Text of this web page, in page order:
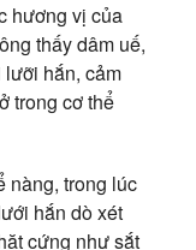
hương vị của
thấy dâm uế,
lưỡi hắn, cảm
trong cơ thể
nàng, trong lúc
hắn dò xét
cứng như sắt